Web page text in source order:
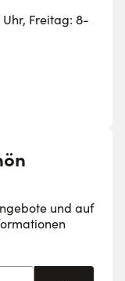
zuverlässig
Clogs von
und
Bewegungen.
perfekt
Freitag: 8-
und auf